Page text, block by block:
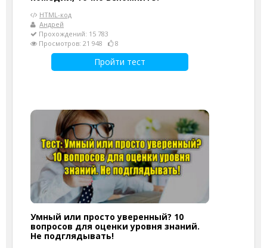
HTML-код
Андрей
Прохождений: 15 783
Просмотров: 21 948
8
Пройти тест
Умный или просто уверенный? 10
вопросов для оценки уровня знаний.
Не подглядывать!